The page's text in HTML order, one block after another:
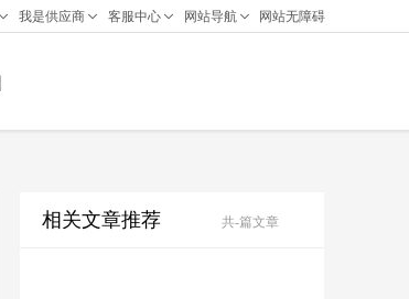
相关文章推荐 共-篇文章